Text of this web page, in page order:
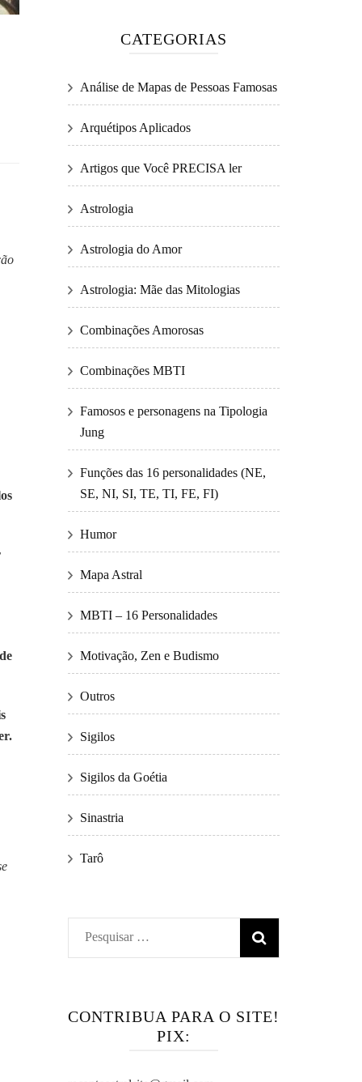
CATEGORIAS
Análise de Mapas de Pessoas Famosas
Arquétipos Aplicados
Artigos que Você PRECISA ler
Astrologia
Astrologia do Amor
Astrologia: Mãe das Mitologias
Combinações Amorosas
Combinações MBTI
Famosos e personagens na Tipologia
Jung
Funções das 16 personalidades (NE,
SE, NI, SI, TE, TI, FE, FI)
Humor
Mapa Astral
MBTI – 16 Personalidades
Motivação, Zen e Budismo
Outros
Sigilos
Sigilos da Goétia
Sinastria
Tarô
Pesquisar
por:
CONTRIBUA PARA O SITE!
PIX: